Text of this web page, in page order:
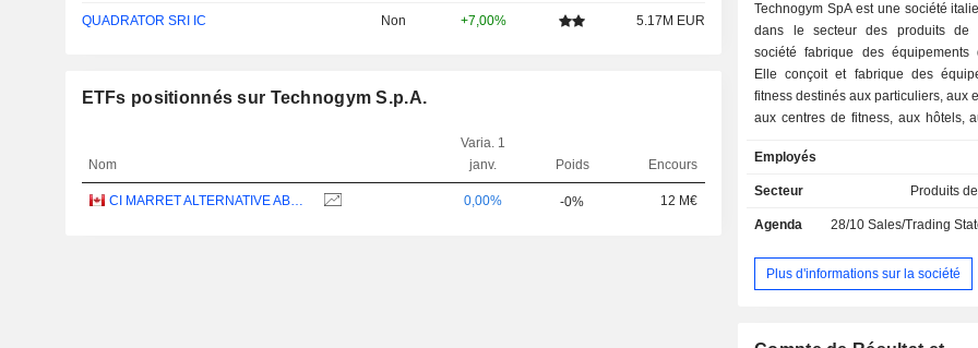
QUADRATOR SRI IC Non +7,00% 5.17M EUR
ETFs positionnés sur Technogym S.p.A.
Nom
Varia. 1
janv.
Poids Encours
CI MARRET ALTERNATIVE ABSOLUTE RETURN BOND ETF - CAD 0,00% -0% 12 M€
Technogym SpA est une société
dans le secteur des produits de
société fabrique des équipements
Elle conçoit et fabrique des
fitness destinés aux particuliers, aux
aux centres de fitness, aux hôtels,
de la société propose notamment
course, des vélos d'appartement,
l'entraînement en circuit, des
accessoires de fitness, des
musculation, des appareils
Employés
Secteur Produits
Agenda 28/10 Sales/Trading
Plus d'informations sur la société